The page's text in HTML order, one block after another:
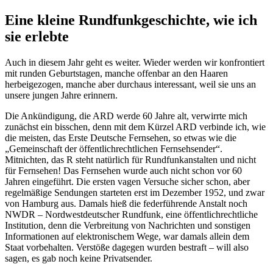
Eine kleine Rundfunkgeschichte, wie ich
sie erlebte
Auch in diesem Jahr geht es weiter. Wieder werden wir konfrontiert
mit runden Geburtstagen, manche offenbar an den Haaren
herbeigezogen, manche aber durchaus interessant, weil sie uns an
unsere jungen Jahre erinnern.
Die Ankündigung, die ARD werde 60 Jahre alt, verwirrte mich
zunächst ein bisschen, denn mit dem Kürzel ARD verbinde ich, wie
die meisten, das Erste Deutsche Fernsehen, so etwas wie die
Gemeinschaft der öffentlichrechtlichen Fernsehsender .
Mitnichten, das R steht natürlich fürRundfunkanstalten und nicht
fürFernsehen! Das Fernsehen wurde auch nicht schon vor 60
Jahren eingeführt. Die ersten vagen Versuche sicher schon, aber
regelmäßige Sendungen starteten erst im Dezember 1952, und zwar
von Hamburg aus. Damals hieß die federführende Anstalt noch
NWDR – Nordwestdeutscher Rundfunk, eine öffentlichrechtliche
Institution, denn die Verbreitung von Nachrichten und sonstigen
Informationen auf elektronischem Wege, war damals allein dem
Staat vorbehalten. Verstöße dagegen wurden bestraft – will also
sagen, es gab noch keine Privatsender.